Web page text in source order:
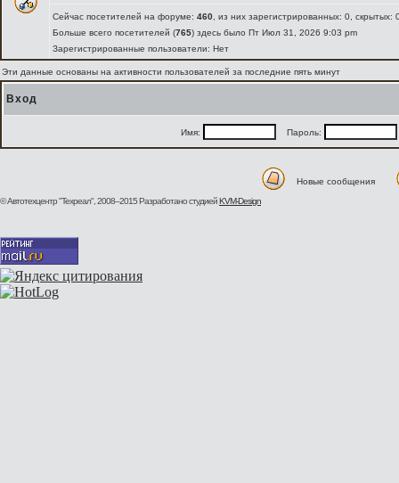
Сейчас посетителей на форуме: 460 , из них зарегистрированных: 0,
Больше всего посетителей (765) здесь было Пт Июл 31, 2026 9:03 pm
Зарегистрированные пользователи: Нет
Эти данные основаны на активности пользователей за последние пять минут
Вход
Имя: Пароль:
Новые сообщения
© Автотехцентр "Техреал", 2008–2015Разработано студиейKVM-Design